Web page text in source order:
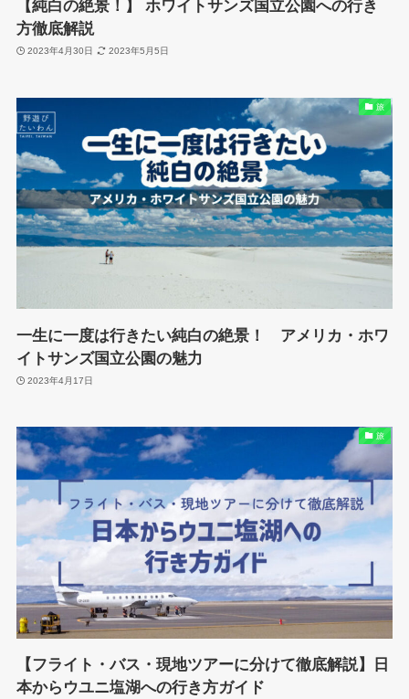
【純白の絶景！】 ホワイトサンズ国立公園への行き
方徹底解説
2023年4月30日 2023年5月5日
旅
一生に一度は行きたい純白の絶景！ アメリカ・ホワ
イトサンズ国立公園の魅力
2023年4月17日
旅
【フライト・バス・現地ツアーに分けて徹底解説】日
本からウユニ塩湖への行き方ガイド